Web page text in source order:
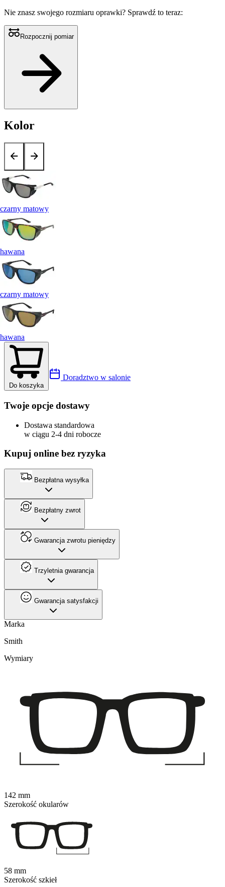
Nie znasz swojego rozmiaru oprawki? Sprawdź to teraz:
Rozpocznij pomiar
Kolor
czarny matowy
hawana
czarny matowy
hawana
Do koszyka
Doradztwo w salonie
Twoje opcje dostawy
Dostawa standardowa
w ciągu 2-4 dni robocze
Kupuj online bez ryzyka
Bezpłatna wysyłka
Bezpłatny zwrot
Gwarancja zwrotu pieniędzy
Trzyletnia gwarancja
Gwarancja satysfakcji
Marka
Smith
Wymiary
142 mm
Szerokość okularów
58 mm
Szerokość szkieł